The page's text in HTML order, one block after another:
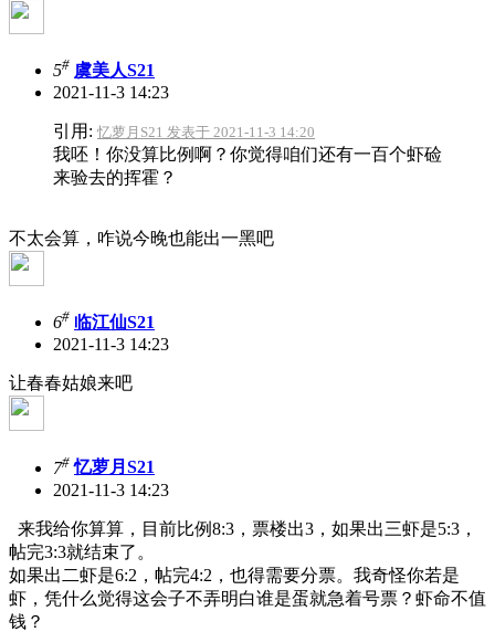
5# 虞美人S21
2021-11-3 14:23
引用: 忆萝月S21 发表于 2021-11-3 14:20
我呸！你没算比例啊？你觉得咱们还有一百个虾硷
来验去的挥霍？
不太会算，咋说今晚也能出一黑吧
6# 临江仙S21
2021-11-3 14:23
让春春姑娘来吧
7# 忆萝月S21
2021-11-3 14:23
来我给你算算，目前比例8:3，票楼出3，如果出三虾是5:3，
帖完3:3就结束了。
如果出二虾是6:2，帖完4:2，也得需要分票。我奇怪你若是
虾，凭什么觉得这会子不弄明白谁是蛋就急着号票？虾命不值
钱？